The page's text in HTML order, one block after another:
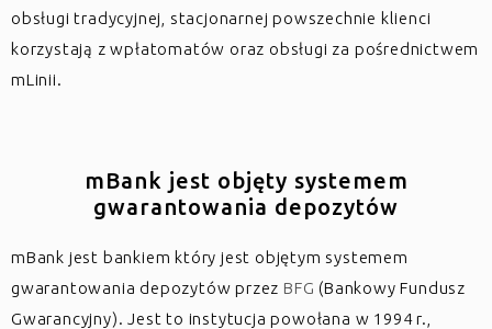
obsługi tradycyjnej, stacjonarnej powszechnie klienci
korzystają z wpłatomatów oraz obsługi za pośrednictwem
mLinii.
mBank jest objęty systemem
gwarantowania depozytów
mBank jest bankiem który jest objętym systemem
gwarantowania depozytów przez BFG (Bankowy Fundusz
Gwarancyjny). Jest to instytucja powołana w 1994 r.,